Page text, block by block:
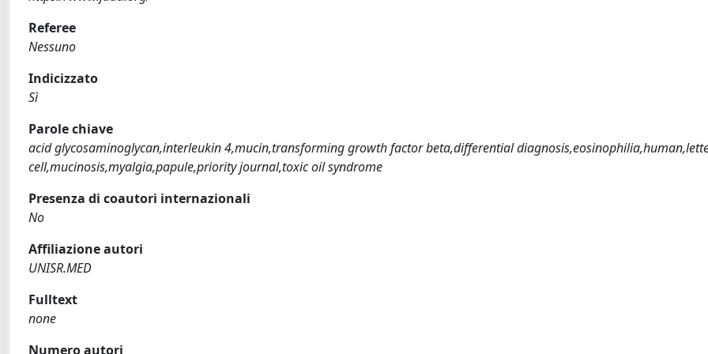
Referee
Nessuno
Indicizzato
Sì
Parole chiave
acid glycosaminoglycan,interleukin 4,mucin,transforming growth factor beta,differential
cell,mucinosis,myalgia,papule,priority journal,toxic oil syndrome
Presenza di coautori internazionali
No
Affiliazione autori
UNISR.MED
Fulltext
none
Numero autori